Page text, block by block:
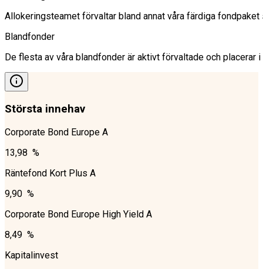
Allokeringsteamet förvaltar bland annat våra färdiga
Blandfonder
De flesta av våra blandfonder är aktivt förvaltade och
Största innehav
Corporate Bond Europe A
13,98 %
Räntefond Kort Plus A
9,90 %
Corporate Bond Europe High Yield A
8,49 %
Kapitalinvest